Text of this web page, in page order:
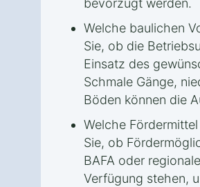
bevorzugt werden.
Welche baulichen
Sie, ob die
Einsatz des
Schmale Gänge,
Böden können die
Welche
Sie, ob
BAFA oder
Verfügung stehen,